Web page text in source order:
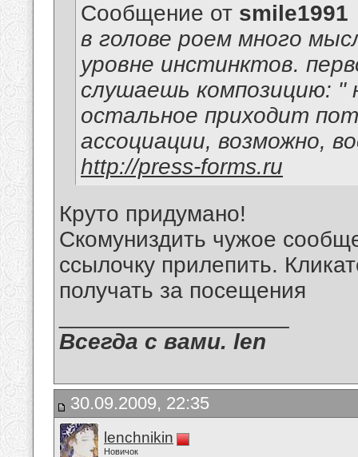
Сообщение от smile1991
в голове роем много
уровне инстинктов.
слушаешь композицию: "
остальное приходит
ассоциации, возможно,
http://press-forms.ru
Круто придумано!
Скомуниздить чужое
ссылочку прилепить.
получать за посещения
Всегда с вами. len
30.09.2009, 22:35
lenchnikin
Новичок